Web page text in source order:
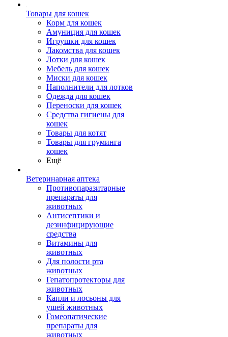
Товары для кошек
Корм для кошек
Амуниция для кошек
Игрушки для кошек
Лакомства для кошек
Лотки для кошек
Мебель для кошек
Миски для кошек
Наполнители для лотков
Одежда для кошек
Переноски для кошек
Средства гигиены для
кошек
Товары для котят
Товары для груминга
кошек
Ещё
Ветеринарная аптека
Противопаразитарные
препараты для
животных
Антисептики и
дезинфицирующие
средства
Витамины для
животных
Для полости рта
животных
Гепатопротекторы для
животных
Капли и лосьоны для
ушей животных
Гомеопатические
препараты для
животных